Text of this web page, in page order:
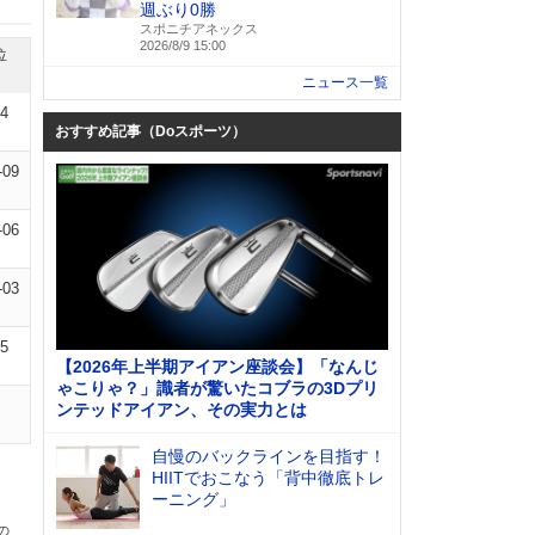
週ぶり0勝
スポニチアネックス
2026/8/9 15:00
ニュース一覧
おすすめ記事（Doスポーツ）
【2026年上半期アイアン座談会】「なんじ
ゃこりゃ？」識者が驚いたコブラの3Dプリ
ンテッドアイアン、その実力とは
自慢のバックラインを目指す！
HIITでおこなう「背中徹底トレ
ーニング」